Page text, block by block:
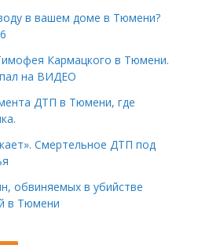
в вашем доме в Тюмени?
Кармацкого в Тюмени.
на ВИДЕО
ДТП в Тюмени, где
Смертельное ДТП под
обвиняемых в убийстве
в Тюмени